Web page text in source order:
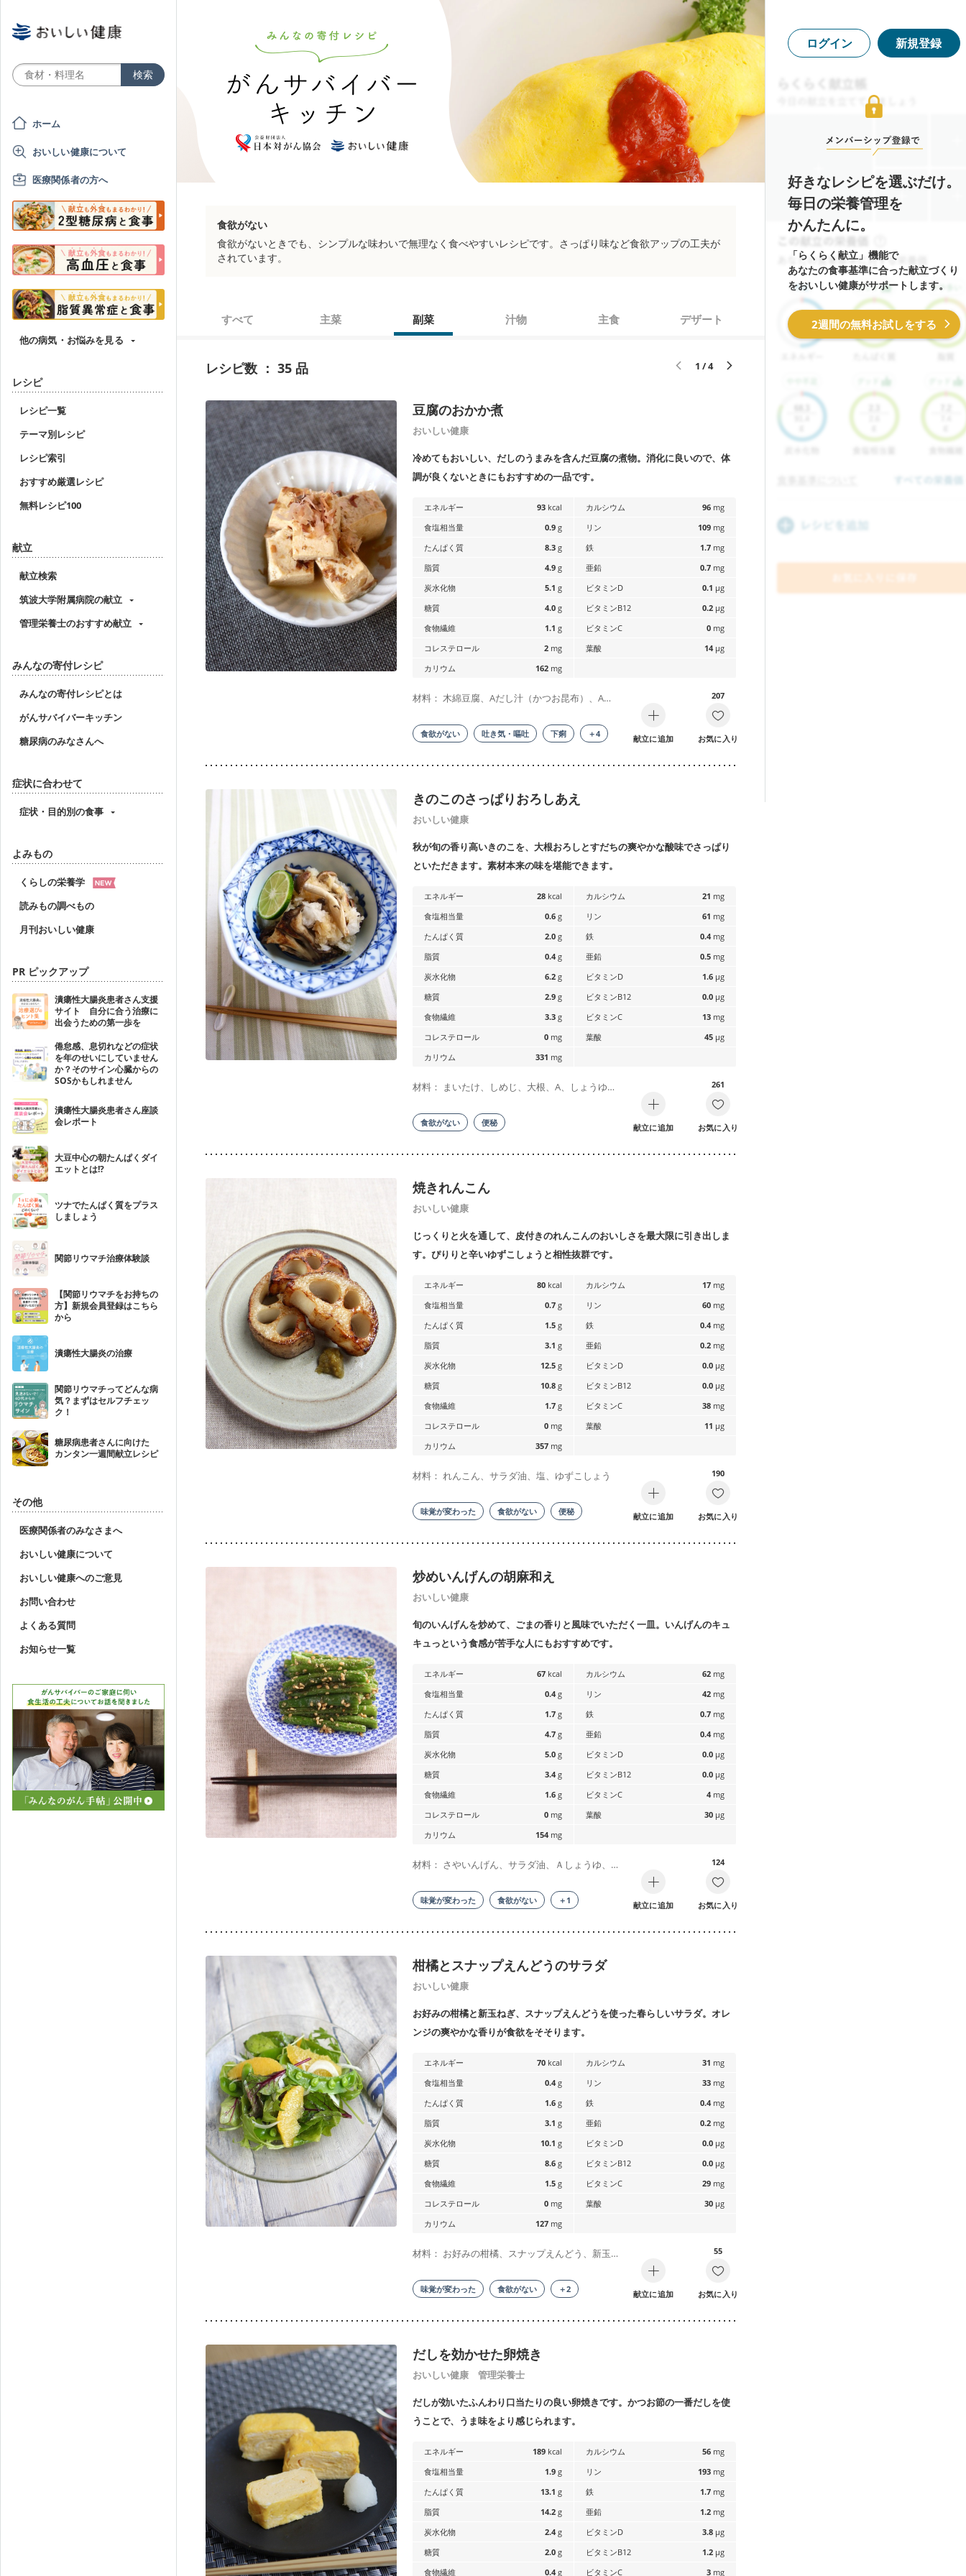
ホーム
おいしい健康について
医療関係者の方へ
他の病気・お悩みを見る
レシピ
レシピ一覧
テーマ別レシピ
レシピ索引
おすすめ厳選レシピ
無料レシピ100
献立
献立検索
筑波大学附属病院の献立
管理栄養士のおすすめ献立
みんなの寄付レシピ
みんなの寄付レシピとは
がんサバイバーキッチン
糖尿病のみなさんへ
症状に合わせて
症状・目的別の食事
よみもの
くらしの栄養学
読みもの調べもの
月刊おいしい健康
PR ピックアップ
潰瘍性大腸炎患者さん支援
サイト 自分に合う治療に
出会うための第一歩を
倦怠感、息切れなどの症状
を年のせいにしていません
か？そのサイン心臓からの
SOSかもしれません
潰瘍性大腸炎患者さん座談
会レポート
大豆中心の朝たんぱくダイ
エットとは!?
ツナでたんぱく質をプラス
しましょう
関節リウマチ治療体験談
【関節リウマチをお持ちの
方】新規会員登録はこちら
から
潰瘍性大腸炎の治療
関節リウマチってどんな病
気？まずはセルフチェッ
ク！
糖尿病患者さんに向けた
カンタン一週間献立レシピ
その他
医療関係者のみなさまへ
おいしい健康について
おいしい健康へのご意見
お問い合わせ
よくある質問
お知らせ一覧
食欲がない
食欲がないときでも、シンプルな味わいで無理なく食べやすいレシピです。さっぱり味など食欲アップの工夫が
されています。
すべて 主菜 副菜 汁物 主食 デザート
レシピ数 ： 35 品 1 / 4
豆腐のおかか煮
おいしい健康
冷めてもおいしい、だしのうまみを含んだ豆腐の煮物。消化に良いので、体
調が良くないときにもおすすめの一品です。
エネルギー 93 kcal
食塩相当量
0.9 g
たんぱく質
8.3 g
脂質
4.9 g
炭水化物
5.1 g
糖質
4.0 g
食物繊維
1.1 g
コレステロール
2 mg
カリウム
162 mg
カルシウム 96 mg
リン
109 mg
鉄
1.7 mg
亜鉛
0.7 mg
ビタミンD
0.1 µg
ビタミンB12
0.2 µg
ビタミンC
0 mg
葉酸
14 µg
材料： 木綿豆腐、Aだし汁（かつお昆布）、A…
食欲がない 吐き気・嘔吐 下痢 ＋4 献立に追加
207
お気に入り
きのこのさっぱりおろしあえ
おいしい健康
秋が旬の香り高いきのこを、大根おろしとすだちの爽やかな酸味でさっぱり
といただきます。素材本来の味を堪能できます。
エネルギー 28 kcal
食塩相当量
0.6 g
たんぱく質
2.0 g
脂質
0.4 g
炭水化物
6.2 g
糖質
2.9 g
食物繊維
3.3 g
コレステロール
0 mg
カリウム
331 mg
カルシウム 21 mg
リン
61 mg
鉄
0.4 mg
亜鉛
0.5 mg
ビタミンD
1.6 µg
ビタミンB12
0.0 µg
ビタミンC
13 mg
葉酸
45 µg
材料： まいたけ、しめじ、大根、A、しょうゆ…
食欲がない 便秘 献立に追加
261
お気に入り
焼きれんこん
おいしい健康
じっくりと火を通して、皮付きのれんこんのおいしさを最大限に引き出しま
す。ぴりりと辛いゆずこしょうと相性抜群です。
エネルギー 80 kcal
食塩相当量
0.7 g
たんぱく質
1.5 g
脂質
3.1 g
炭水化物
12.5 g
糖質
10.8 g
食物繊維
1.7 g
コレステロール
0 mg
カリウム
357 mg
カルシウム 17 mg
リン
60 mg
鉄
0.4 mg
亜鉛
0.2 mg
ビタミンD
0.0 µg
ビタミンB12
0.0 µg
ビタミンC
38 mg
葉酸
11 µg
材料： れんこん、サラダ油、塩、ゆずこしょう
味覚が変わった 食欲がない 便秘 献立に追加
190
お気に入り
炒めいんげんの胡麻和え
おいしい健康
旬のいんげんを炒めて、ごまの香りと風味でいただく一皿。いんげんのキュ
キュっという食感が苦手な人にもおすすめです。
エネルギー 67 kcal
食塩相当量
0.4 g
たんぱく質
1.7 g
脂質
4.7 g
炭水化物
5.0 g
糖質
3.4 g
食物繊維
1.6 g
コレステロール
0 mg
カリウム
154 mg
カルシウム 62 mg
リン
42 mg
鉄
0.7 mg
亜鉛
0.4 mg
ビタミンD
0.0 µg
ビタミンB12
0.0 µg
ビタミンC
4 mg
葉酸
30 µg
材料： さやいんげん、サラダ油、Ａしょうゆ、…
味覚が変わった 食欲がない ＋1 献立に追加
124
お気に入り
柑橘とスナップえんどうのサラダ
おいしい健康
お好みの柑橘と新玉ねぎ、スナップえんどうを使った春らしいサラダ。オレ
ンジの爽やかな香りが食欲をそそります。
エネルギー 70 kcal
食塩相当量
0.4 g
たんぱく質
1.6 g
脂質
3.1 g
炭水化物
10.1 g
糖質
8.6 g
食物繊維
1.5 g
コレステロール
0 mg
カリウム
127 mg
カルシウム 31 mg
リン
33 mg
鉄
0.4 mg
亜鉛
0.2 mg
ビタミンD
0.0 µg
ビタミンB12
0.0 µg
ビタミンC
29 mg
葉酸
30 µg
材料： お好みの柑橘、スナップえんどう、新玉…
味覚が変わった 食欲がない ＋2 献立に追加
55
お気に入り
だしを効かせた卵焼き
おいしい健康 管理栄養士
だしが効いたふんわり口当たりの良い卵焼きです。かつお節の一番だしを使
うことで、うま味をより感じられます。
エネルギー 189 kcal
食塩相当量
1.9 g
たんぱく質
13.1 g
脂質
14.2 g
炭水化物
2.4 g
糖質
2.0 g
食物繊維
0.4 g
カルシウム 56 mg
リン
193 mg
鉄
1.7 mg
亜鉛
1.2 mg
ビタミンD
3.8 µg
ビタミンB12
1.2 µg
ビタミンC
3 mg
ログイン 新規登録
好きなレシピを選ぶだけ。
毎日の栄養管理を
かんたんに。
「らくらく献立」機能で
あなたの食事基準に合った献立づくり
をおいしい健康がサポートします。
2週間の無料お試しをする